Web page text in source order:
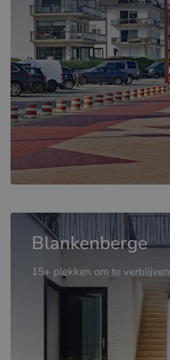
Blankenberge
15+ plekken om te verblijven